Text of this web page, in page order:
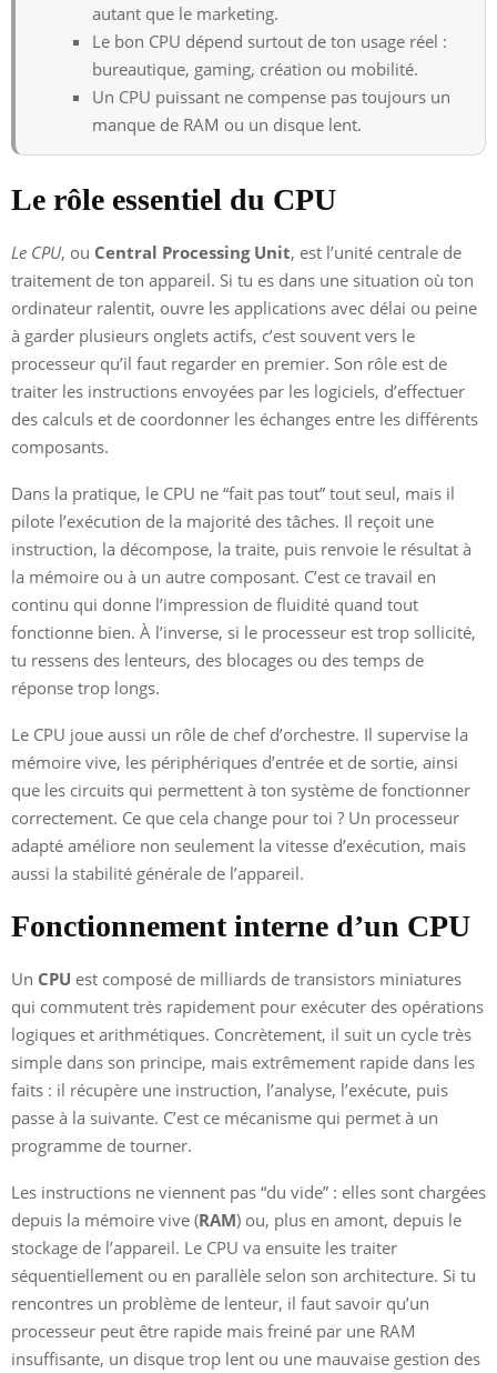
autant que le marketing.
Le bon CPU dépend surtout de ton usage réel :
bureautique, gaming, création ou mobilité.
Un CPU puissant ne compense pas toujours un
manque de RAM ou un disque lent.
Le rôle essentiel du CPU
Le CPU, ou Central Processing Unit, est l’unité centrale de
traitement de ton appareil. Si tu es dans une situation où ton
ordinateur ralentit, ouvre les applications avec délai ou peine
à garder plusieurs onglets actifs, c’est souvent vers le
processeur qu’il faut regarder en premier. Son rôle est de
traiter les instructions envoyées par les logiciels, d’effectuer
des calculs et de coordonner les échanges entre les différents
composants.
Dans la pratique, le CPU ne “fait pas tout” tout seul, mais il
pilote l’exécution de la majorité des tâches. Il reçoit une
instruction, la décompose, la traite, puis renvoie le résultat à
la mémoire ou à un autre composant. C’est ce travail en
continu qui donne l’impression de fluidité quand tout
fonctionne bien. À l’inverse, si le processeur est trop sollicité,
tu ressens des lenteurs, des blocages ou des temps de
réponse trop longs.
Le CPU joue aussi un rôle de chef d’orchestre. Il supervise la
mémoire vive, les périphériques d’entrée et de sortie, ainsi
que les circuits qui permettent à ton système de fonctionner
correctement. Ce que cela change pour toi ? Un processeur
adapté améliore non seulement la vitesse d’exécution, mais
aussi la stabilité générale de l’appareil.
Fonctionnement interne d’un CPU
Un CPU est composé de milliards de transistors miniatures
qui commutent très rapidement pour exécuter des opérations
logiques et arithmétiques. Concrètement, il suit un cycle très
simple dans son principe, mais extrêmement rapide dans les
faits : il récupère une instruction, l’analyse, l’exécute, puis
passe à la suivante. C’est ce mécanisme qui permet à un
programme de tourner.
Les instructions ne viennent pas “du vide” : elles sont chargées
depuis la mémoire vive (RAM) ou, plus en amont, depuis le
stockage de l’appareil. Le CPU va ensuite les traiter
séquentiellement ou en parallèle selon son architecture. Si tu
rencontres un problème de lenteur, il faut savoir qu’un
processeur peut être rapide mais freiné par une RAM
insuffisante, un disque trop lent ou une mauvaise gestion des